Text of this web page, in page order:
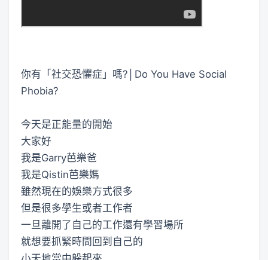
你有「社交恐懼症」嗎?│Do You Have Social
Phobia?
今天是正能量的開始
大家好
我是Garry芭樂爸
我是Qistin芭樂媽
雖然現在的娛樂方式很多
但是很多學生或者工作者
一旦離開了自己的工作還有學習場所
就想要抓緊時間回到自己的